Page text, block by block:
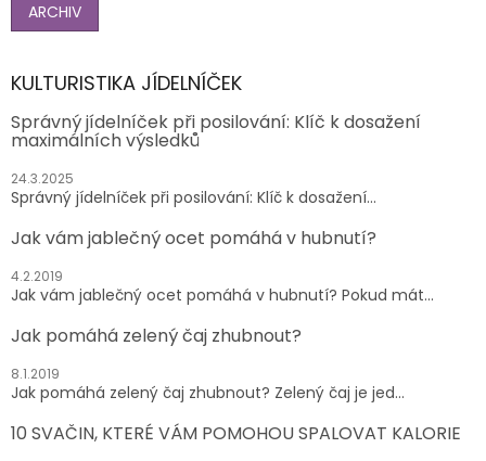
ARCHIV
KULTURISTIKA JÍDELNÍČEK
Správný jídelníček při posilování: Klíč k dosažení
maximálních výsledků
24.3.2025
Správný jídelníček při posilování: Klíč k dosažení...
Jak vám jablečný ocet pomáhá v hubnutí?
4.2.2019
Jak vám jablečný ocet pomáhá v hubnutí? Pokud mát...
Jak pomáhá zelený čaj zhubnout?
8.1.2019
Jak pomáhá zelený čaj zhubnout? Zelený čaj je jed...
10 SVAČIN, KTERÉ VÁM POMOHOU SPALOVAT KALORIE